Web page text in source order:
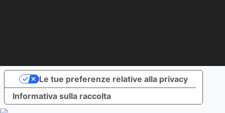
Informativa sulla raccolta
Le tue preferenze relative alla privacy